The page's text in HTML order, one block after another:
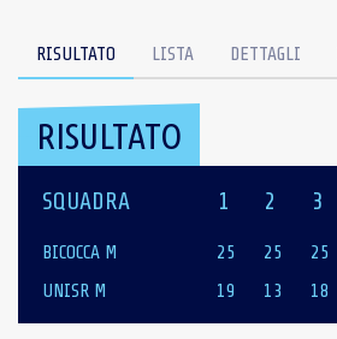
RISULTATO LISTA DETTAGLI
RISULTATO
SQUADRA 1 2 3
BICOCCA M 25 25 25
UNISR M
19 13 18